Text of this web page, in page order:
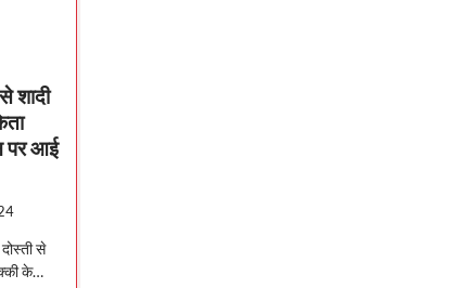
शादी
पर आई
से
के…